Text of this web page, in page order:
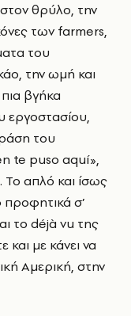
θρύλο, την
των farmers,
του
την ωμή και
βγήκα
εργοστασίου,
του
te puso aquí»,
απλό και ίσως
προφητικά σ’
το déjà vu της
και με κάνει να
Αμερική, στην